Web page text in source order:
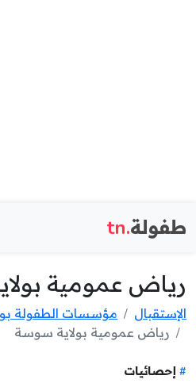
طفولة.tn
رياض عمومية
الإستقبال
مؤسسات الطفولة
رياض عمومية بولاية سوسة
إحصائيات